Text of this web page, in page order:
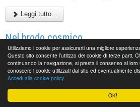
OK!
Utilizziamo i cookie per assicurarti una migliore
Questo sito consente l’utilizzo dei cookie di terze parti.
continuando la navigazione, si presta il consenso al
conoscere i cookie utilizzati dal sito ed eventualmente
Accedi alla cookie policy
Leggi tutto...
Nel brodo cosmico...